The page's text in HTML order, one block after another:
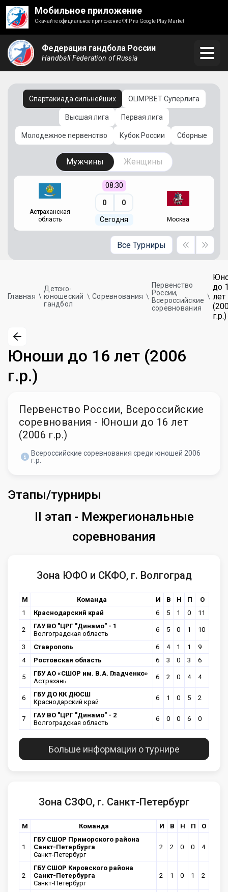
Мобильное приложение
Скачайте официальное приложение ФГР из Google Play Market
Федерация гандбола России
Handball Federation of Russia
Спартакиада сильнейших OLIMPBET Суперлига
Высшая лига Первая лига
Молодежное первенство Кубок России Сборные
Мужчины Женщины
Астраханская
область
08:30
0 0
Сегодня Москва
Все Турниры
Главная
Детско-
юношеский
гандбол
Соревнования
Первенство
России,
Всероссийские
соревнования
до
лет
г.р.)
Юноши до 16 лет (2006
г.р.)
Первенство России, Всероссийские
соревнования - Юноши до 16 лет
(2006 г.р.)
Всероссийские соревнования среди юношей 2006
г.р.
Этапы/турниры
II этап - Межрегиональные
соревнования
Зона ЮФО и СКФО, г. Волгоград
М Команда И В Н П
О
1
Краснодарский край 6 5 1 0 11
2
ГАУ ВО "ЦРГ "Динамо" - 1
Волгоградская область
6 5 0 1 10
3 Ставрополь 6 4 1 1
9
4
Ростовская область 6 3 0 3 6
5
ГБУ АО «СШОР им. В.А. Гладченко»
Астрахань
6 2 0 4 4
6
ГБУ ДО КК ДЮСШ
Краснодарский край
6 1 0 5 2
7
ГАУ ВО "ЦРГ "Динамо" - 2
Волгоградская область
6 0 0 6 0
Больше информации о турнире
Зона СЗФО, г. Санкт-Петербург
М Команда И В Н П О
1
ГБУ СШОР Приморского района
Санкт-Петербурга
Санкт-Петербург
2 2 0 0 4
2
ГБУ СШОР Кировского района
Санкт-Петербурга
Санкт-Петербург
2 1 0 1 2